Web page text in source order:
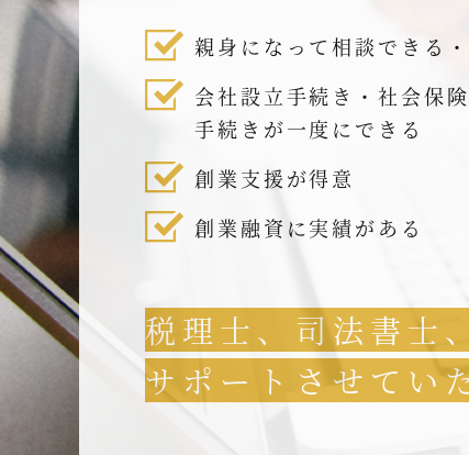
親身になって相談できる
会社設立手続き・社会保
手続きが一度にできる
創業支援が得意
創業融資に実績がある
税理士、司法書士
サポートさせてい